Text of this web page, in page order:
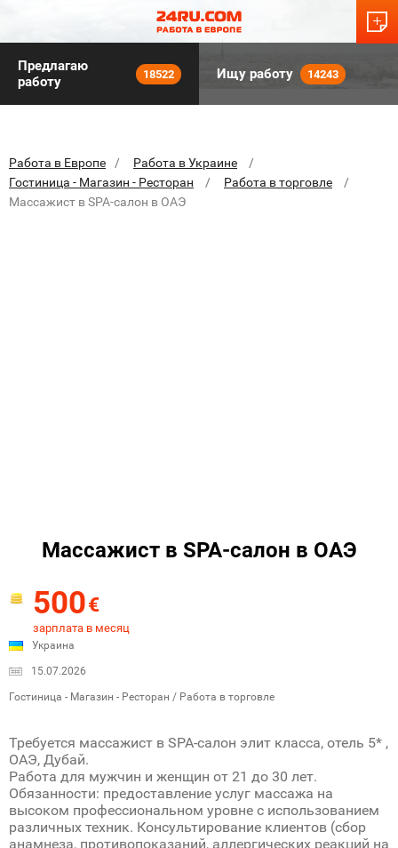
Предлагаю
работу
18522 Ищу работу 14243
Работа в Европе
Работа в Украине
Гостиница - Магазин - Ресторан
Работа в торговле
Массажист в SPA-салон в ОАЭ
Массажист в SPA-салон в ОАЭ
500€
зарплата в месяц
Украина
15.07.2026
Гостиница - Магазин - Ресторан / Работа в торговле
Требуется массажист в SPA-салон элит класса, отель 5* ,
ОАЭ, Дубай.
Работа для мужчин и женщин от 21 до 30 лет.
Обязанности: предоставление услуг массажа на
высоком профессиональном уровне с использованием
различных техник. Консультирование клиентов (сбор
анамнеза, противопоказаний, аллергических реакций на